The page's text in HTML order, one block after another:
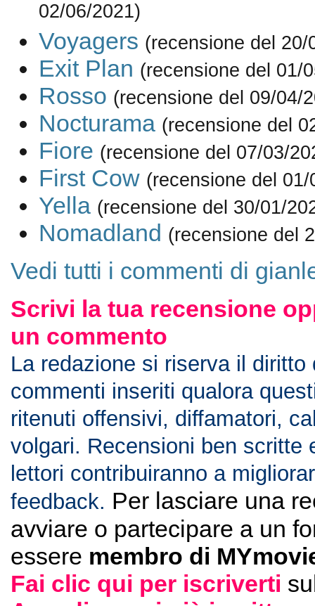
02/06/2021)
Voyagers (recensione del 20/
Exit Plan (recensione del 01/
Rosso (recensione del 09/04/
Nocturama (recensione del
Fiore (recensione del 07/03/
First Cow (recensione del 01/
Yella (recensione del 30/01/
Nomadland (recensione del
Vedi tutti i commenti di
Scrivi la tua recensione
un commento
La redazione si riserva il diritto
commenti inseriti qualora
ritenuti offensivi, diffamatori,
volgari. Recensioni ben scritte
lettori contribuiranno a
feedback. Per lasciare una
avviare o partecipare a un
essere membro di
Fai clic qui per iscriverti